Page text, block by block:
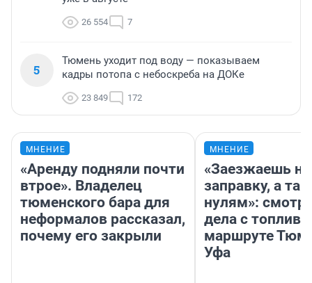
26 554 7
5
Тюмень уходит под воду — показываем
кадры потопа с небоскреба на ДОКе
23 849 172
МНЕНИЕ
«Аренду подняли почти
втрое». Владелец
тюменского бара для
неформалов рассказал,
почему его закрыли
МНЕНИЕ
«Заезжаешь на
заправку, а
нулям»:
дела с
маршруте
Уфа